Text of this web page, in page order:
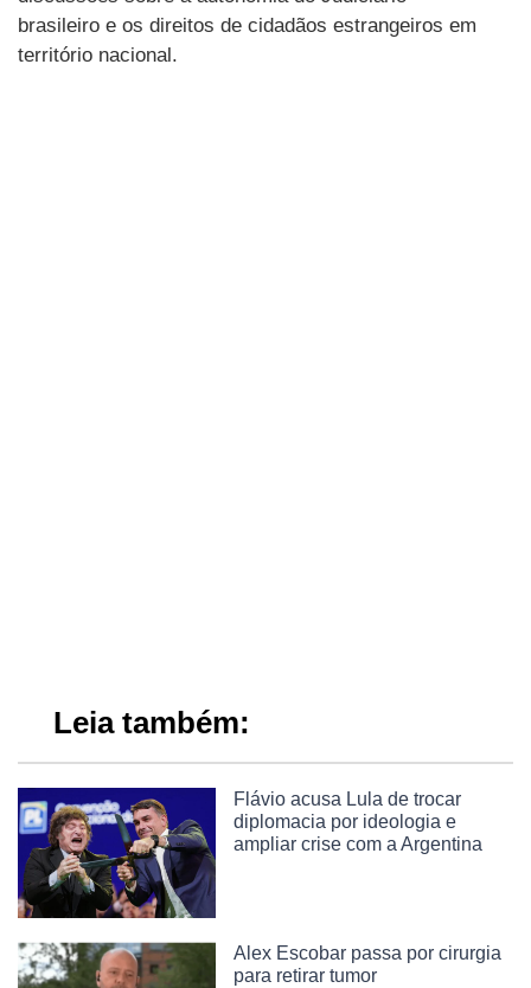
brasileiro e os direitos de cidadãos estrangeiros em
território nacional.
Leia também:
Flávio acusa Lula de trocar
diplomacia por ideologia e
ampliar crise com a Argentina
Alex Escobar passa por cirurgia
para retirar tumor